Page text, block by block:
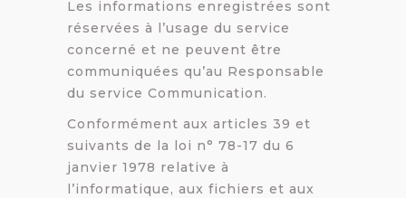
Les informations enregistrées sont
réservées à l’usage du service
concerné et ne peuvent être
communiquées qu’au Responsable
du service Communication.
Conformément aux articles 39 et
suivants de la loi n° 78-17 du 6
janvier 1978 relative à
l’informatique, aux fichiers et aux